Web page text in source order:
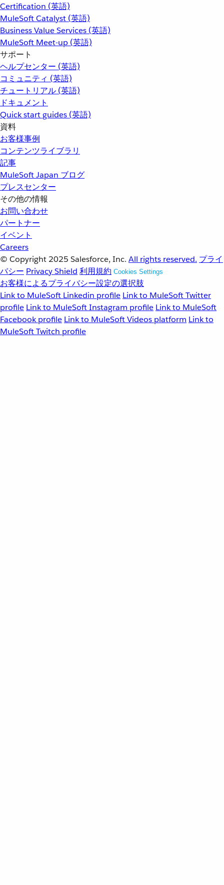
Certification (英語)
MuleSoft Catalyst (英語)
Business Value Services (英語)
MuleSoft Meet-up (英語)
サポート
ヘルプセンター (英語)
コミュニティ (英語)
チュートリアル (英語)
ドキュメント
Quick start guides (英語)
資料
お客様事例
コンテンツライブラリ
記事
MuleSoft Japan ブログ
プレスセンター
その他の情報
お問い合わせ
パートナー
イベント
Careers
© Copyright 2025 Salesforce, Inc. All rights reserved. プライ
バシー Privacy Shield 利用規約 Cookies Settings
お客様によるプライバシー設定の選択肢
Link to MuleSoft Linkedin profile Link to MuleSoft Twitter
profile Link to MuleSoft Instagram profile Link to MuleSoft
Facebook profile Link to MuleSoft Videos platform Link to
MuleSoft Twitch profile